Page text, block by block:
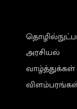
அரசியல்
வாழ்த்துக்கள்